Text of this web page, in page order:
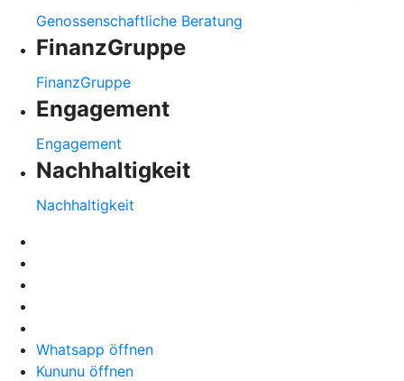
Genossenschaftliche Beratung
FinanzGruppe
FinanzGruppe
Engagement
Engagement
Nachhaltigkeit
Nachhaltigkeit
Whatsapp öffnen
Kununu öffnen